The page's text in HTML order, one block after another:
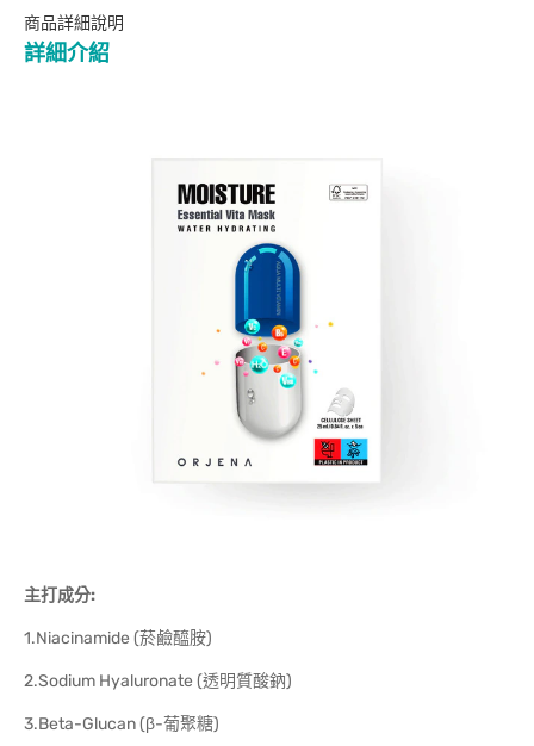
商品詳細說明
詳細介紹
主打成分:
1.Niacinamide (菸鹼醯胺)
2.Sodium Hyaluronate (透明質酸鈉)
3.Beta-Glucan (β-葡聚糖)